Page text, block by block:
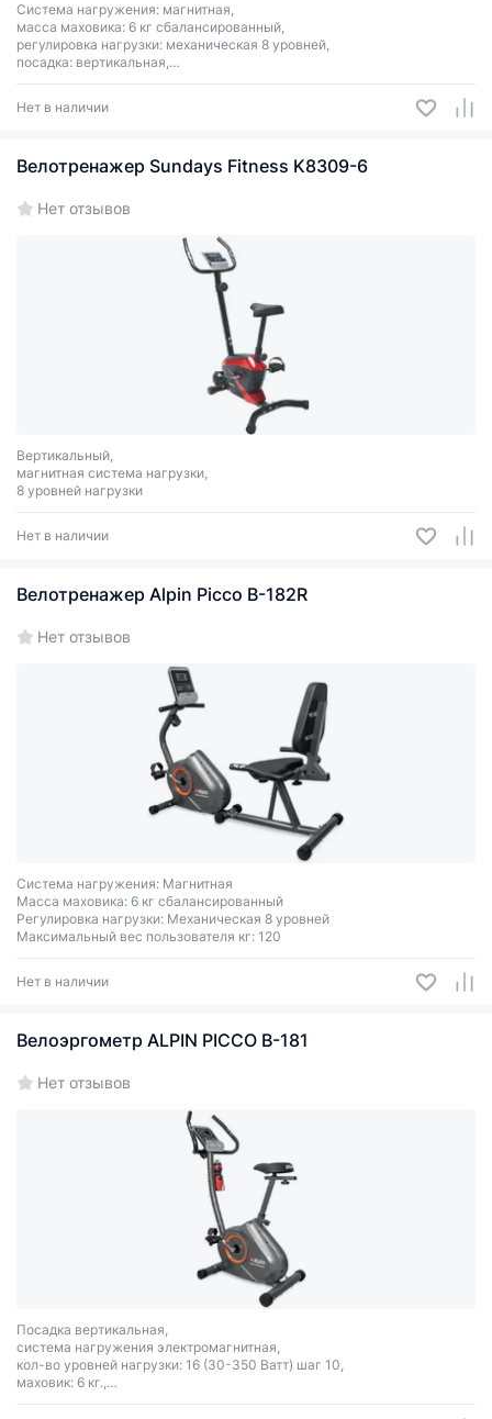
Система нагружения: магнитная,
масса маховика: 6 кг сбалансированный,
регулировка нагрузки: механическая 8 уровней,
посадка: вертикальная,
измерение пульса: датчики на поручнях.
Нет в наличии
Велотренажер Sundays Fitness K8309-6
Нет отзывов
Вертикальный,
магнитная система нагрузки,
8 уровней нагрузки
Нет в наличии
Велотренажер Alpin Picco B-182R
Нет отзывов
Система нагружения: Магнитная
Масса маховика: 6 кг сбалансированный
Регулировка нагрузки: Механическая 8 уровней
Максимальный вес пользователя кг: 120
Нет в наличии
Велоэргометр ALPIN PICCO B-181
Нет отзывов
Посадка вертикальная,
система нагружения электромагнитная,
кол-во уровней нагрузки: 16 (30-350 Ватт) шаг 10,
маховик: 6 кг.,
кол-во программ: 21.